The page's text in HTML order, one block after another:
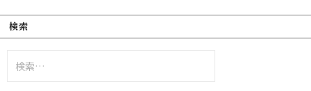
検索
索: